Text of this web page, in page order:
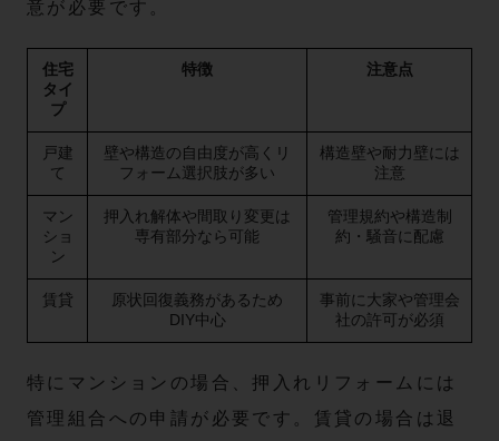
意が必要です。
住宅
タイ
プ
特徴 注意点
戸建
て
壁や構造の自由度が高くリ
フォーム選択肢が多い
構造壁や耐力壁には
注意
マン
ショ
ン
押入れ解体や間取り変更は
専有部分なら可能
管理規約や構造制
約・騒音に配慮
賃貸
原状回復義務があるため
DIY中心
事前に大家や管理会
社の許可が必須
特にマンションの場合、押入れリフォームには
管理組合への申請が必要です。賃貸の場合は退